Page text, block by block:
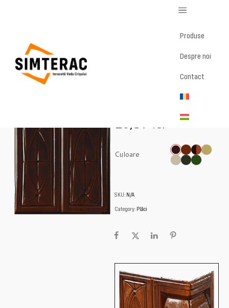
Produse
Despre noi
Contact
Home / Magazin / Mihaela – Placă
Mihaela – Placă
20,57 lei
Culoare
SKU: N/A
Category: Plăci